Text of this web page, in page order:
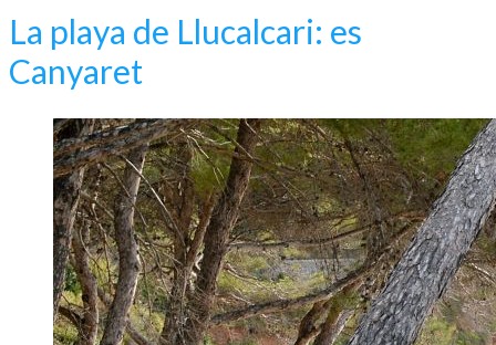
La playa de Llucalcari: es
Canyaret